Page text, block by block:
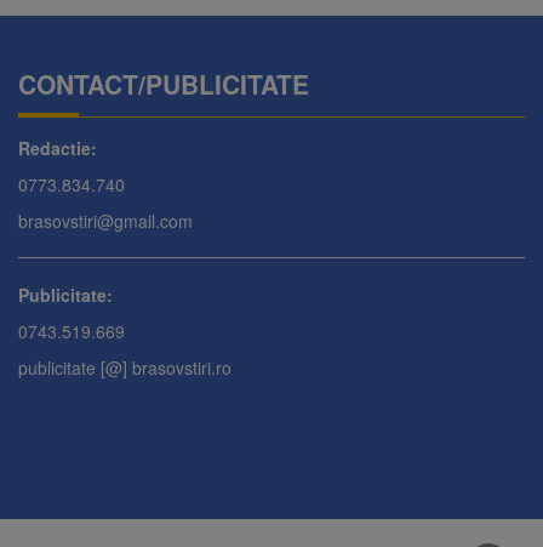
CONTACT/PUBLICITATE
Redactie:
0773.834.740
brasovstiri@gmail.com
Publicitate:
0743.519.669
publicitate [@] brasovstiri.ro